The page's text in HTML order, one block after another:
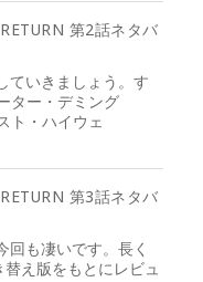
第2話ネタバ
ていきましょう。す
ター・デミング
ト・ハイウェ
第3話ネタバ
回も凄いです。長く
え版をもとにレビュ